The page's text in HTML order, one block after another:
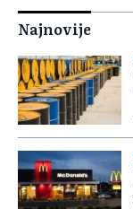
Najnovije